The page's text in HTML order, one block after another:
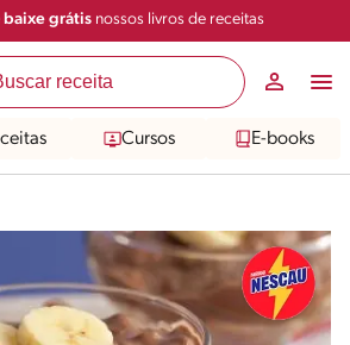
baixe grátisnossos livros de receitas
Cursos E-books
Compartilhar